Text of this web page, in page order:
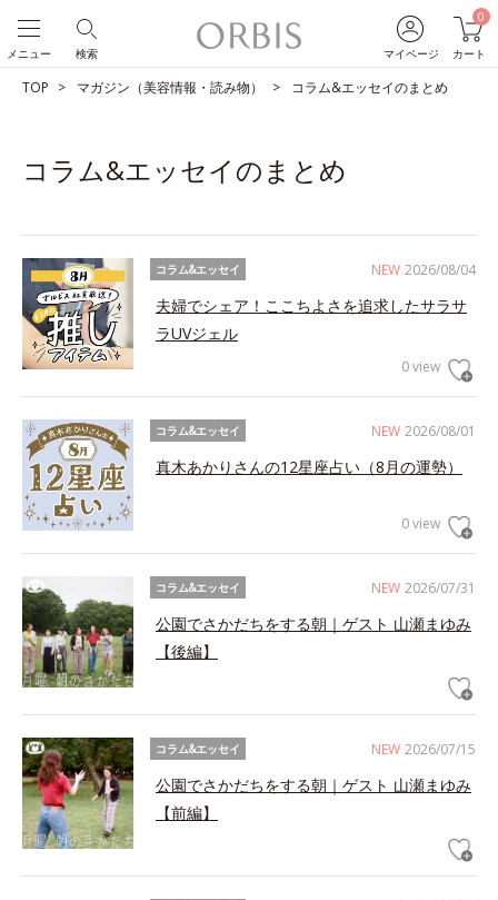
マイページ
0
カート
検索
メニュー
TOP マガジン（美容情報・読み物） コラム&エッセイのまとめ
コラム&エッセイのまとめ
NEW 2026/08/04
コラム&エッセイ
夫婦でシェア！ここちよさを追求したサラサ
ラUVジェル
0 view
NEW 2026/08/01
コラム&エッセイ
真木あかりさんの12星座占い（8月の運勢）
0 view
NEW 2026/07/31
コラム&エッセイ
公園でさかだちをする朝｜ゲスト 山瀬まゆみ
【後編】
NEW 2026/07/15
コラム&エッセイ
公園でさかだちをする朝｜ゲスト 山瀬まゆみ
【前編】